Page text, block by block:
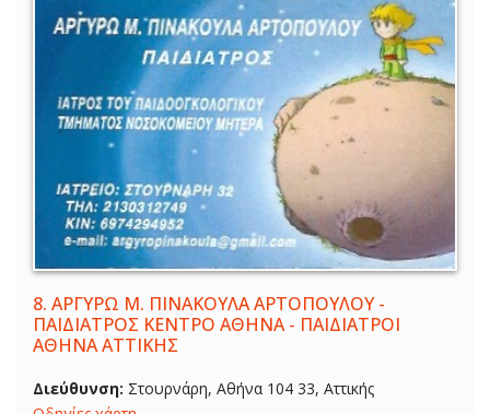
8. ΑΡΓΥΡΩ Μ. ΠΙΝΑΚΟΥΛΑ ΑΡΤΟΠΟΥΛΟΥ -
ΠΑΙΔΙΑΤΡΟΣ ΚΕΝΤΡΟ ΑΘΗΝΑ - ΠΑΙΔΙΑΤΡΟΙ
ΑΘΗΝΑ ΑΤΤΙΚΗΣ
Διεύθυνση: Στουρνάρη, Αθήνα 104 33, Αττικής